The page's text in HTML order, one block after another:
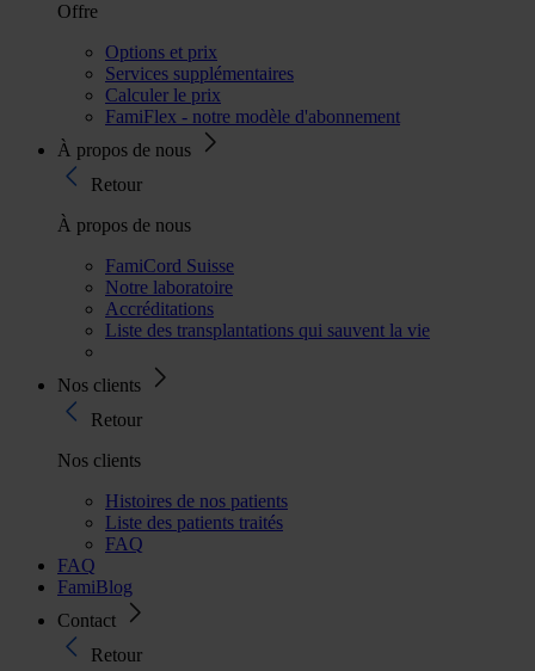
Offre
Options et prix
Services supplémentaires
Calculer le prix
FamiFlex - notre modèle d'abonnement
À propos de nous
Retour
À propos de nous
FamiCord Suisse
Notre laboratoire
Accréditations
Liste des transplantations qui sauvent la vie
Nos clients
Retour
Nos clients
Histoires de nos patients
Liste des patients traités
FAQ
FAQ
FamiBlog
Contact
Retour